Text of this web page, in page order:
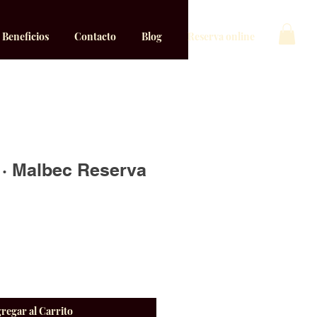
Beneficios Contacto Blog Reserva online
Malbec Reserva
al Carrito